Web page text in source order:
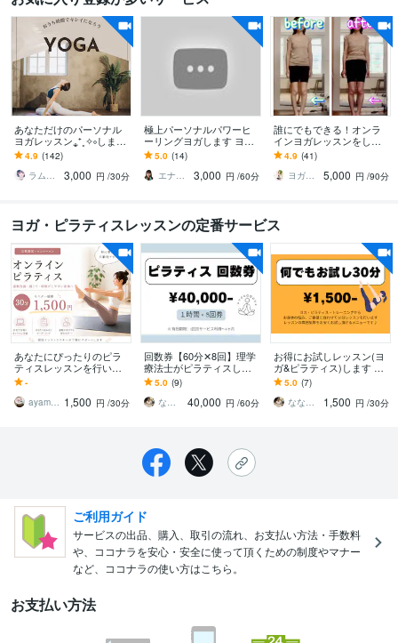
あなただけのパーソナル
ヨガレッスン⁎⁺˳✧༚します
心と体をほぐす自分のた
めのスペシャルな30分✿･:
*
4.9 (142)
ラムmilk♡癒し声主婦セラピスト･°＊
3,000 円 /30分
極上パーソナルパワーヒ
ーリングヨガします ヨガ
歴10年全米ヨガアライア
ンスRYT200資格＆解剖学
履修
5.0 (14)
エナエナ＠世界の数秘研究家
3,000 円 /60分
誰にでもできる！オンラ
インヨガレッスンをしま
す たった75分で姿勢や身
体の不調を改善できちゃ
う♪魔法のヨガ♡
4.9 (41)
ヨガインストラクター 占い師 Rin
5,000 円 /90分
ヨガ・ピラティスレッスンの定番サービス
あなたにぴったりのピラ
ティスレッスンを行いま
す 心身ともに健康になれ
る30分レッスン（体験レ
ッスン）
-
ayaminnie 1,500 円 /30分
回数券【60分✕8回】理学
療法士がピラティスしま
す \からだの専門家（理学
療法士）考案/ パーソナル
ピラテイス
5.0 (9)
ななみ｜理学療法士×ヨガ×ピラティス
40,000 円 /60分
お得にお試しレッスン(ヨ
ガ&ピラティス)します か
らだの専門家(理学療法士)
のレッスンがお得に試せ
る♪
5.0 (7)
ななみ｜理学療法士×ヨガ×ピラティス
1,500 円 /30分
ご利用ガイド
サービスの出品、購入、取引の流れ、お支払い方法・手数料
や、ココナラを安心・安全に使って頂くための制度やマナー
など、ココナラの使い方はこちら。
お支払い方法